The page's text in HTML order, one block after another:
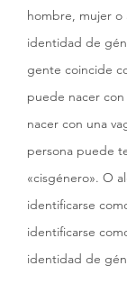
hombre, mujer o
identidad de
gente coincide
puede nacer
nacer con una
persona puede
«cisgénero». O
identificarse
identificarse
identidad de